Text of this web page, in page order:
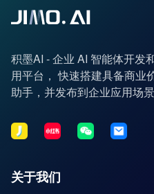
积墨AI - 企业 AI 智能体开发
用平台， 快速搭建具备商业
助手，并发布到企业应用场景
关于我们